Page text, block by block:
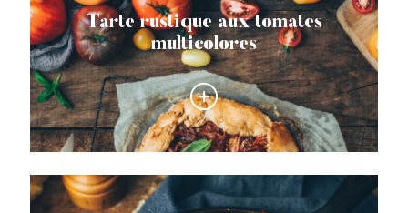
Tarte rustique aux tomates
multicolores